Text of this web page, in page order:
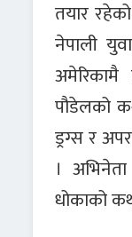
तयार
नेपाली
पौडेलको
ड्रग्स र
।
धोकाको